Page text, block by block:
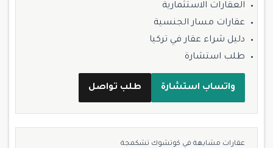
العقارات الاستثمارية
عقارات مسار الجنسية
دليل شراء عقار في تركيا
طلب استشارة
واتساب استشارة طلب تواصل
عقارات مشابهة في كوتشوك تشكمجة